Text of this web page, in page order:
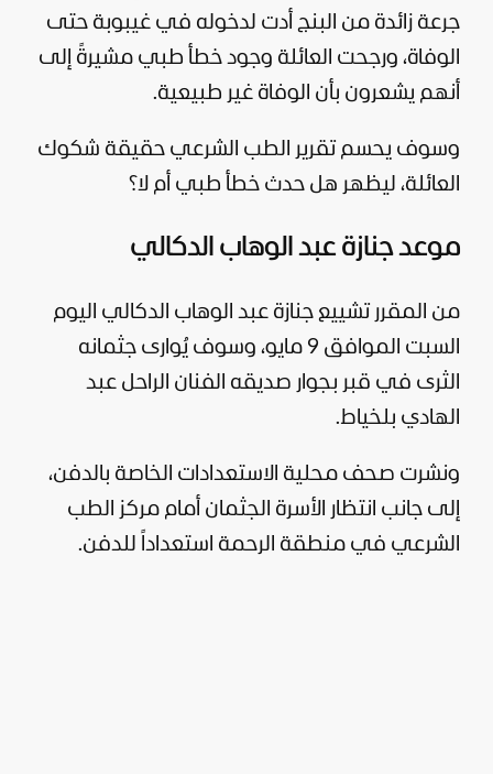
جرعة زائدة من البنج أدت لدخوله في غيبوبة حتى
الوفاة، ورجحت العائلة وجود خطأ طبي مشيرةً إلى
أنهم يشعرون بأن الوفاة غير طبيعية.
وسوف يحسم تقرير الطب الشرعي حقيقة شكوك
العائلة، ليظهر هل حدث خطأ طبي أم لا؟
موعد جنازة عبد الوهاب الدكالي
من المقرر تشييع جنازة عبد الوهاب الدكالي اليوم
السبت الموافق 9 مايو، وسوف يُوارى جثمانه
الثرى في قبر بجوار صديقه الفنان الراحل عبد
الهادي بلخياط.
ونشرت صحف محلية الاستعدادات الخاصة بالدفن،
إلى جانب انتظار الأسرة الجثمان أمام مركز الطب
الشرعي في منطقة الرحمة استعداداً للدفن.